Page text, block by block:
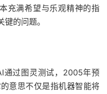
充满希望与乐观精神的指
的问题。
通过图灵测试，2005年预
意思不仅是指机器智能将